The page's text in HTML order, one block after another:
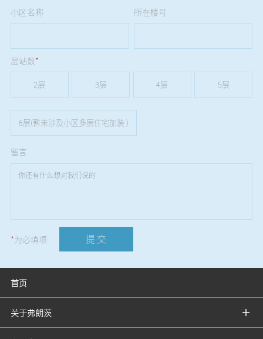
小区名称 所在楼号
层站数*
2层 3层 4层 5层
6层(暂未涉及小区多层住宅加装 )
留言
*为必填项 提 交
首页
关于弗朗茨